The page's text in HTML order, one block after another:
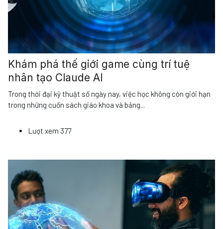
Khám phá thế giới game cùng trí tuệ
nhân tạo Claude AI
Trong thời đại kỹ thuật số ngày nay, việc học không còn giới hạn
trong những cuốn sách giáo khoa và bảng
Lượt xem 377